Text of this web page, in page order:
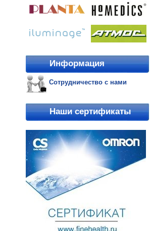
Информация
Сотрудничество с нами
Наши сертификаты